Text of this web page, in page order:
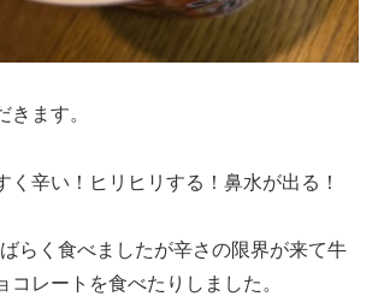
きます。
く辛い！ヒリヒリする！鼻水が出る！
らく食べましたが辛さの限界が来て牛
コレートを食べたりしました。